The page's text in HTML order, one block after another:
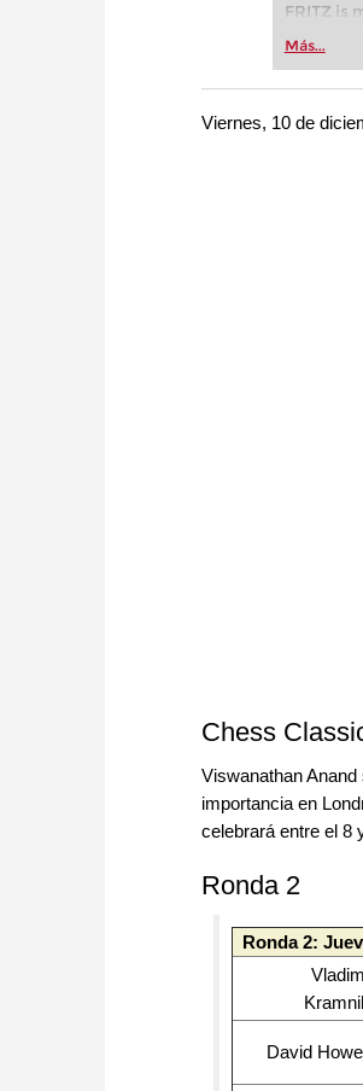
FRITZ is
Whether
more
Más...
Viernes, 10 de
Chess
Viswanathan
importancia en
celebrará entre el 8
Ronda 2
Ronda 2:
David